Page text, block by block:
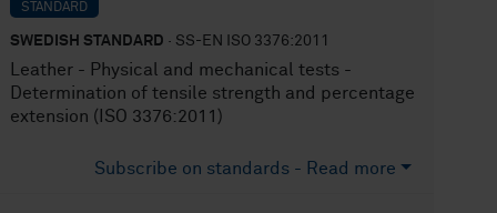
STANDARD
SWEDISH STANDARD · SS-EN ISO 3376:2011
Leather - Physical and mechanical tests -
Determination of tensile strength and percentage
extension (ISO 3376:2011)
Subscribe on standards - Read more